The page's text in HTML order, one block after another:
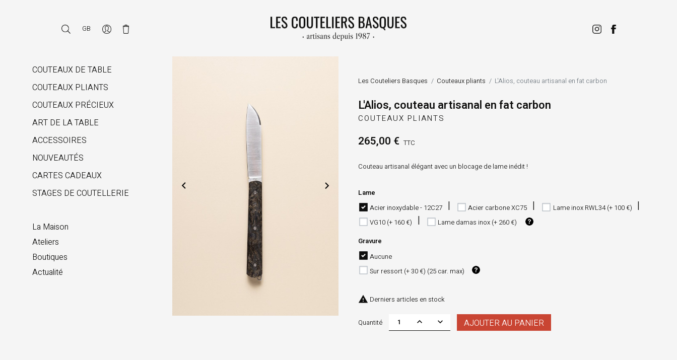
GB
COUTEAUX DE TABLE
COUTEAUX PLIANTS
COUTEAUX PRÉCIEUX
ART DE LA TABLE
ACCESSOIRES
NOUVEAUTÉS
CARTES CADEAUX
STAGES DE COUTELLERIE
La Maison
Ateliers
Boutiques
Actualité
 
Les Couteliers Basques Couteaux pliants L'Alios, couteau artisanal en fat carbon
L'Alios, couteau artisanal en fat carbon
COUTEAUX PLIANTS
265,00 € TTC
Couteau artisanal élégant avec un blocage de lame inédit !
Lame
Acier inoxydable - 12C27
Acier carbone XC75
Lame inox RWL34 (+ 100 €)
VG10 (+ 160 €)
Lame damas inox (+ 260 €)
Gravure
Aucune
Sur ressort (+ 30 €) (25 car. max)
 Derniers articles en stock
Quantité AJOUTER AU PANIER